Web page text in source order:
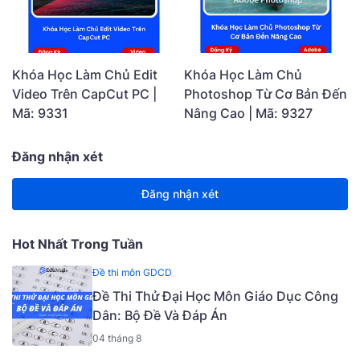
Khóa Học Làm Chủ Edit
Video Trên CapCut PC |
Mã: 9331
Khóa Học Làm Chủ
Photoshop Từ Cơ Bản Đến
Nâng Cao | Mã: 9327
Đăng nhận xét
Đăng nhận xét
Hot Nhất Trong Tuần
Đề thi môn GDCD
Đề Thi Thử Đại Học Môn Giáo Dục Công
Dân: Bộ Đề Và Đáp Án
04 tháng 8